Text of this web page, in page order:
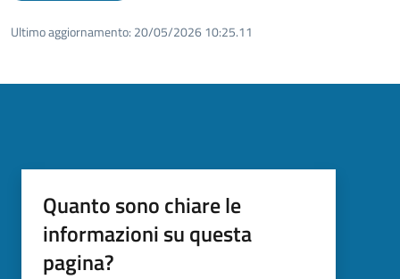
Ultimo aggiornamento: 20/05/2026 10:25.11
Quanto sono chiare le
informazioni su questa
pagina?